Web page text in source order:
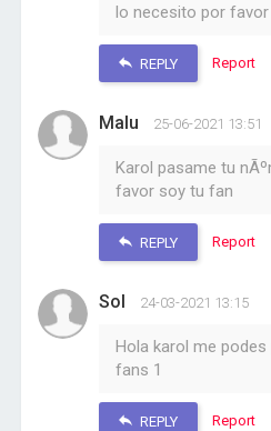
lo necesito por favor
REPLY Report
Malu 25-06-2021 13:51
Karol pasame tu
favor soy tu fan
REPLY Report
Sol 24-03-2021 13:15
Hola karol me
fans 1
REPLY Report